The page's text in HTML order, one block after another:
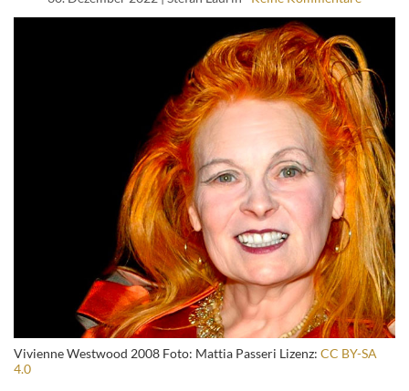
Vivienne Westwood 2008 Foto: Mattia Passeri Lizenz: CC BY-SA
4.0